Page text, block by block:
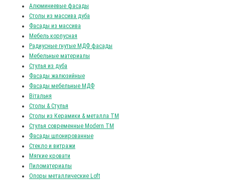
Алюминиевые фасады
Столы из массива дуба
Фасады из массива
Мебель корпусная
Радиусные гнутые МДФ фасады
Мебельные материалы
Стулья из дуба
Фасады жалюзийные
Фасады мебельные МДФ
Вітальня
Столы & Стулья
Столы из Керамики & металла TM
Стулья современные Modern TM
Фасады шпонированные
Стекло и витражи
Мягкие кровати
Пиломатериалы
Опоры металлические Loft